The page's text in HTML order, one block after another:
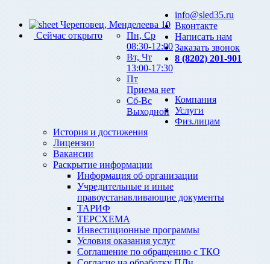
Череповец, Менделеева 10
Сейчас открыто
Пн, Ср
08:30-12:00
Вт, Чт
13:00-17:30
Пт
Приема нет
Сб-Вс
Выходной
info@sled35.ru
Вконтакте
Написать нам
Заказать звонок
8 (8202) 201-901
Компания
История и достижения
Лицензии
Вакансии
Раскрытие информации
Информация об организации
Учредительные и иные
правоустанавливающие документы
ТАРИФ
ТЕРСХЕМА
Инвестиционные программы
Условия оказания услуг
Соглашение по обращению с ТКО
Услуги
Физ.лицам